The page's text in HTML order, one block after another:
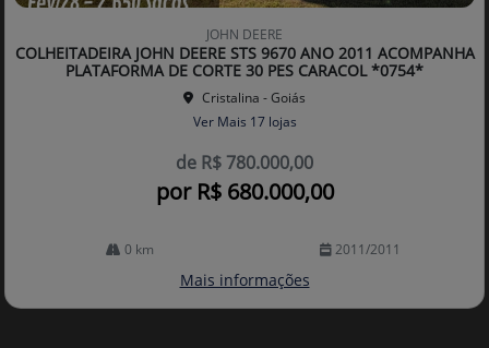
Co
arti
lhe
JOHN DEERE
COLHEITADEIRA JOHN DEERE STS 9670 ANO 2011 ACOMPANHA
PLATAFORMA DE CORTE 30 PES CARACOL *0754*
Cristalina - Goiás
Ver Mais 17 lojas
de R$ 780.000,00
por R$ 680.000,00
0 km 2011/2011
Mais informações